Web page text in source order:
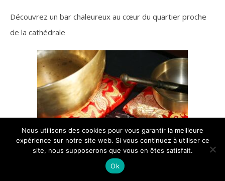
Découvrez un bar chaleureux au cœur du quartier proche
de la cathédrale
Combien coûte un bol tibétain ?
Nous utilisons des cookies pour vous garantir la meilleure
expérience sur notre site web. Si vous continuez à utiliser ce
site, nous supposerons que vous en êtes satisfait.
Ok